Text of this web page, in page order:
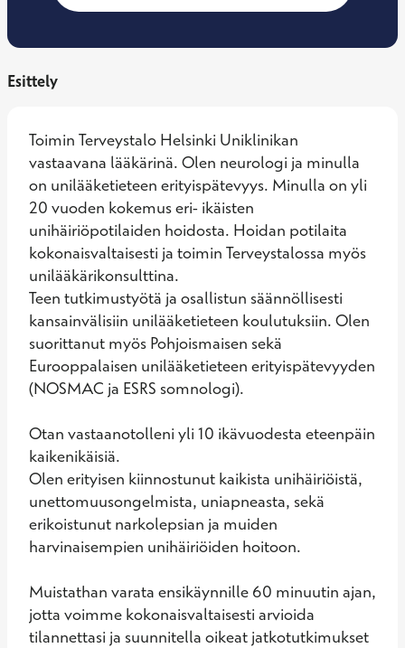
Esittely
Toimin Terveystalo Helsinki Uniklinikan
vastaavana lääkärinä. Olen neurologi ja minulla
on unilääketieteen erityispätevyys. Minulla on yli
20 vuoden kokemus eri- ikäisten
unihäiriöpotilaiden hoidosta. Hoidan potilaita
kokonaisvaltaisesti ja toimin Terveystalossa myös
unilääkärikonsulttina.
Teen tutkimustyötä ja osallistun säännöllisesti
kansainvälisiin unilääketieteen koulutuksiin. Olen
suorittanut myös Pohjoismaisen sekä
Eurooppalaisen unilääketieteen erityispätevyyden
(NOSMAC ja ESRS somnologi).
Otan vastaanotolleni yli 10 ikävuodesta eteenpäin
kaikenikäisiä.
Olen erityisen kiinnostunut kaikista unihäiriöistä,
unettomuusongelmista, uniapneasta, sekä
erikoistunut narkolepsian ja muiden
harvinaisempien unihäiriöiden hoitoon.
Muistathan varata ensikäynnille 60 minuutin ajan,
jotta voimme kokonaisvaltaisesti arvioida
tilannettasi ja suunnitella oikeat jatkotutkimukset